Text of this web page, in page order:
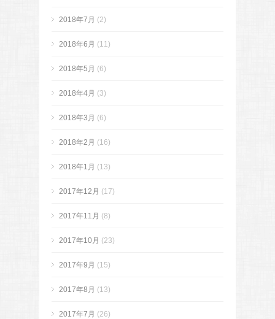
2018年7月 (2)
2018年6月 (11)
2018年5月 (6)
2018年4月 (3)
2018年3月 (6)
2018年2月 (16)
2018年1月 (13)
2017年12月 (17)
2017年11月 (8)
2017年10月 (23)
2017年9月 (15)
2017年8月 (13)
2017年7月 (26)